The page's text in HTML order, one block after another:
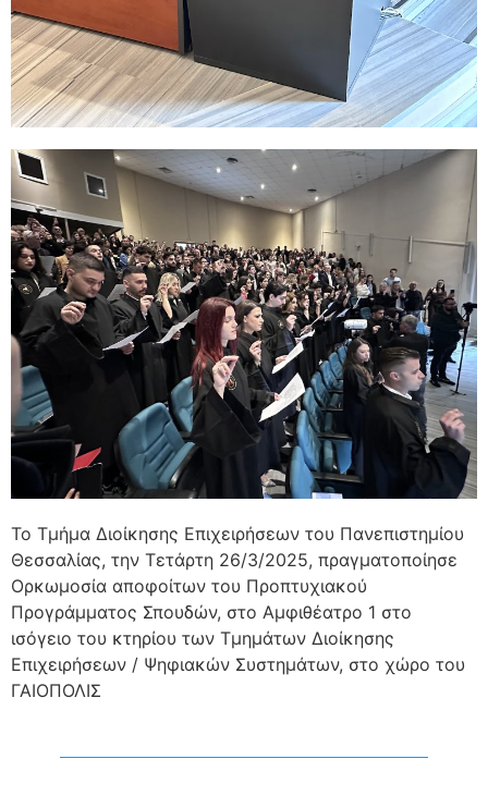
Το Τμήμα Διοίκησης Επιχειρήσεων του Πανεπιστημίου
Θεσσαλίας, την Τετάρτη 26/3/2025, πραγματοποίησε
Ορκωμοσία αποφοίτων του Προπτυχιακού
Προγράμματος Σπουδών, στο Αμφιθέατρο 1 στο
ισόγειο του κτηρίου των Τμημάτων Διοίκησης
Επιχειρήσεων / Ψηφιακών Συστημάτων, στο χώρο του
ΓΑΙΟΠΟΛΙΣ